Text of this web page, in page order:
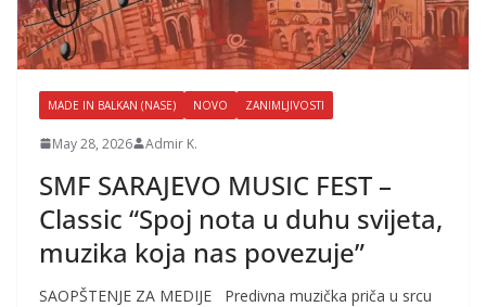
MADE IN BALKAN (NASE) NOVO ZANIMLJIVOSTI
May 28, 2026 Admir K.
SMF SARAJEVO MUSIC FEST –
Classic “Spoj nota u duhu svijeta,
muzika koja nas povezuje”
SAOPŠTENJE ZA MEDIJE Predivna muzička priča u srcu